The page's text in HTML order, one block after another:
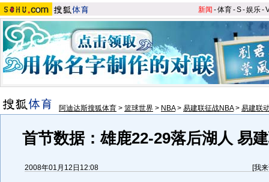
新闻 -体育-S-娱乐-
阿迪达斯搜狐体育 > 篮球世界 > NBA> 易建联征战NBA> 易建联
首节数据：雄鹿22-29落后湖人 易
2008年01月12日12:08 [我